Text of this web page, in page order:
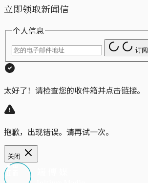
立即领取新闻信
个人信息
订阅
太好了！请检查您的收件箱并点击链接。
抱歉，出现错误。请再试一次。
关闭